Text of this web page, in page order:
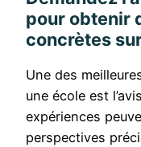
pour obtenir
concrètes
Une des
une école est
expériences
perspectives